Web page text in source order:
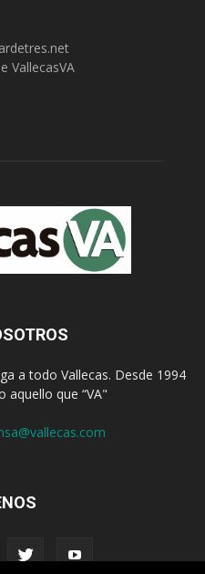
VallecasVA
a todo Vallecas. Desde 1994
aquello que “VA"